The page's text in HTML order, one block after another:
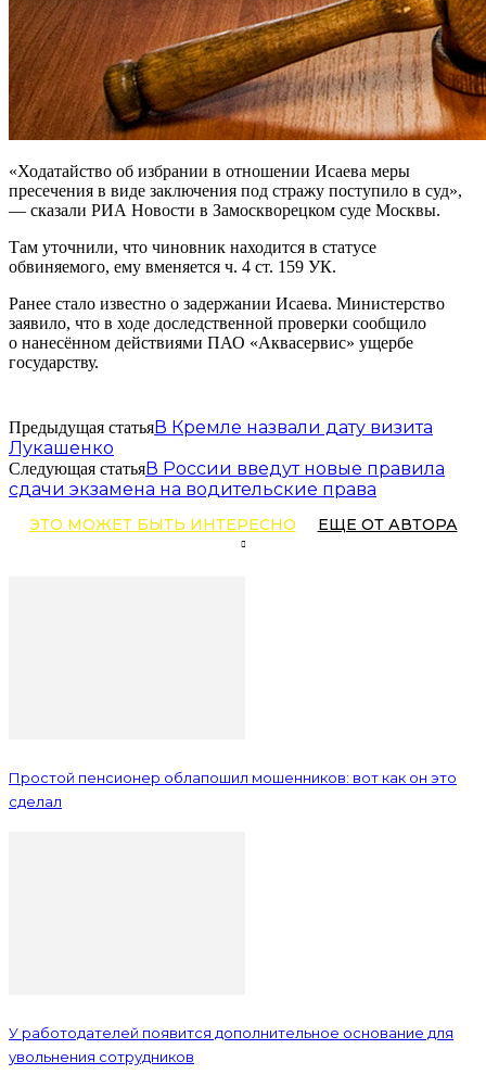
«Ходатайство об избрании в отношении Исаева меры
пресечения в виде заключения под стражу поступило в суд»,
— сказали РИА Новости в Замоскворецком суде Москвы.
Там уточнили, что чиновник находится в статусе
обвиняемого, ему вменяется ч. 4 ст. 159 УК.
Ранее стало известно о задержании Исаева. Министерство
заявило, что в ходе доследственной проверки сообщило
о нанесённом действиями ПАО «Аквасервис» ущербе
государству.
Предыдущая статьяВ Кремле назвали дату визита
Лукашенко
Следующая статьяВ России введут новые правила
сдачи экзамена на водительские права
ЭТО МОЖЕТ БЫТЬ ИНТЕРЕСНО ЕЩЕ ОТ АВТОРА
Простой пенсионер облапошил мошенников: вот как он это
сделал
У работодателей появится дополнительное основание для
увольнения сотрудников